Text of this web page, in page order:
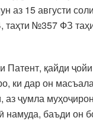
аз 15 августи
таҳти №357 ФЗ
қайди ҷойи
ки дар он
ҷумла
намуда, баъди он